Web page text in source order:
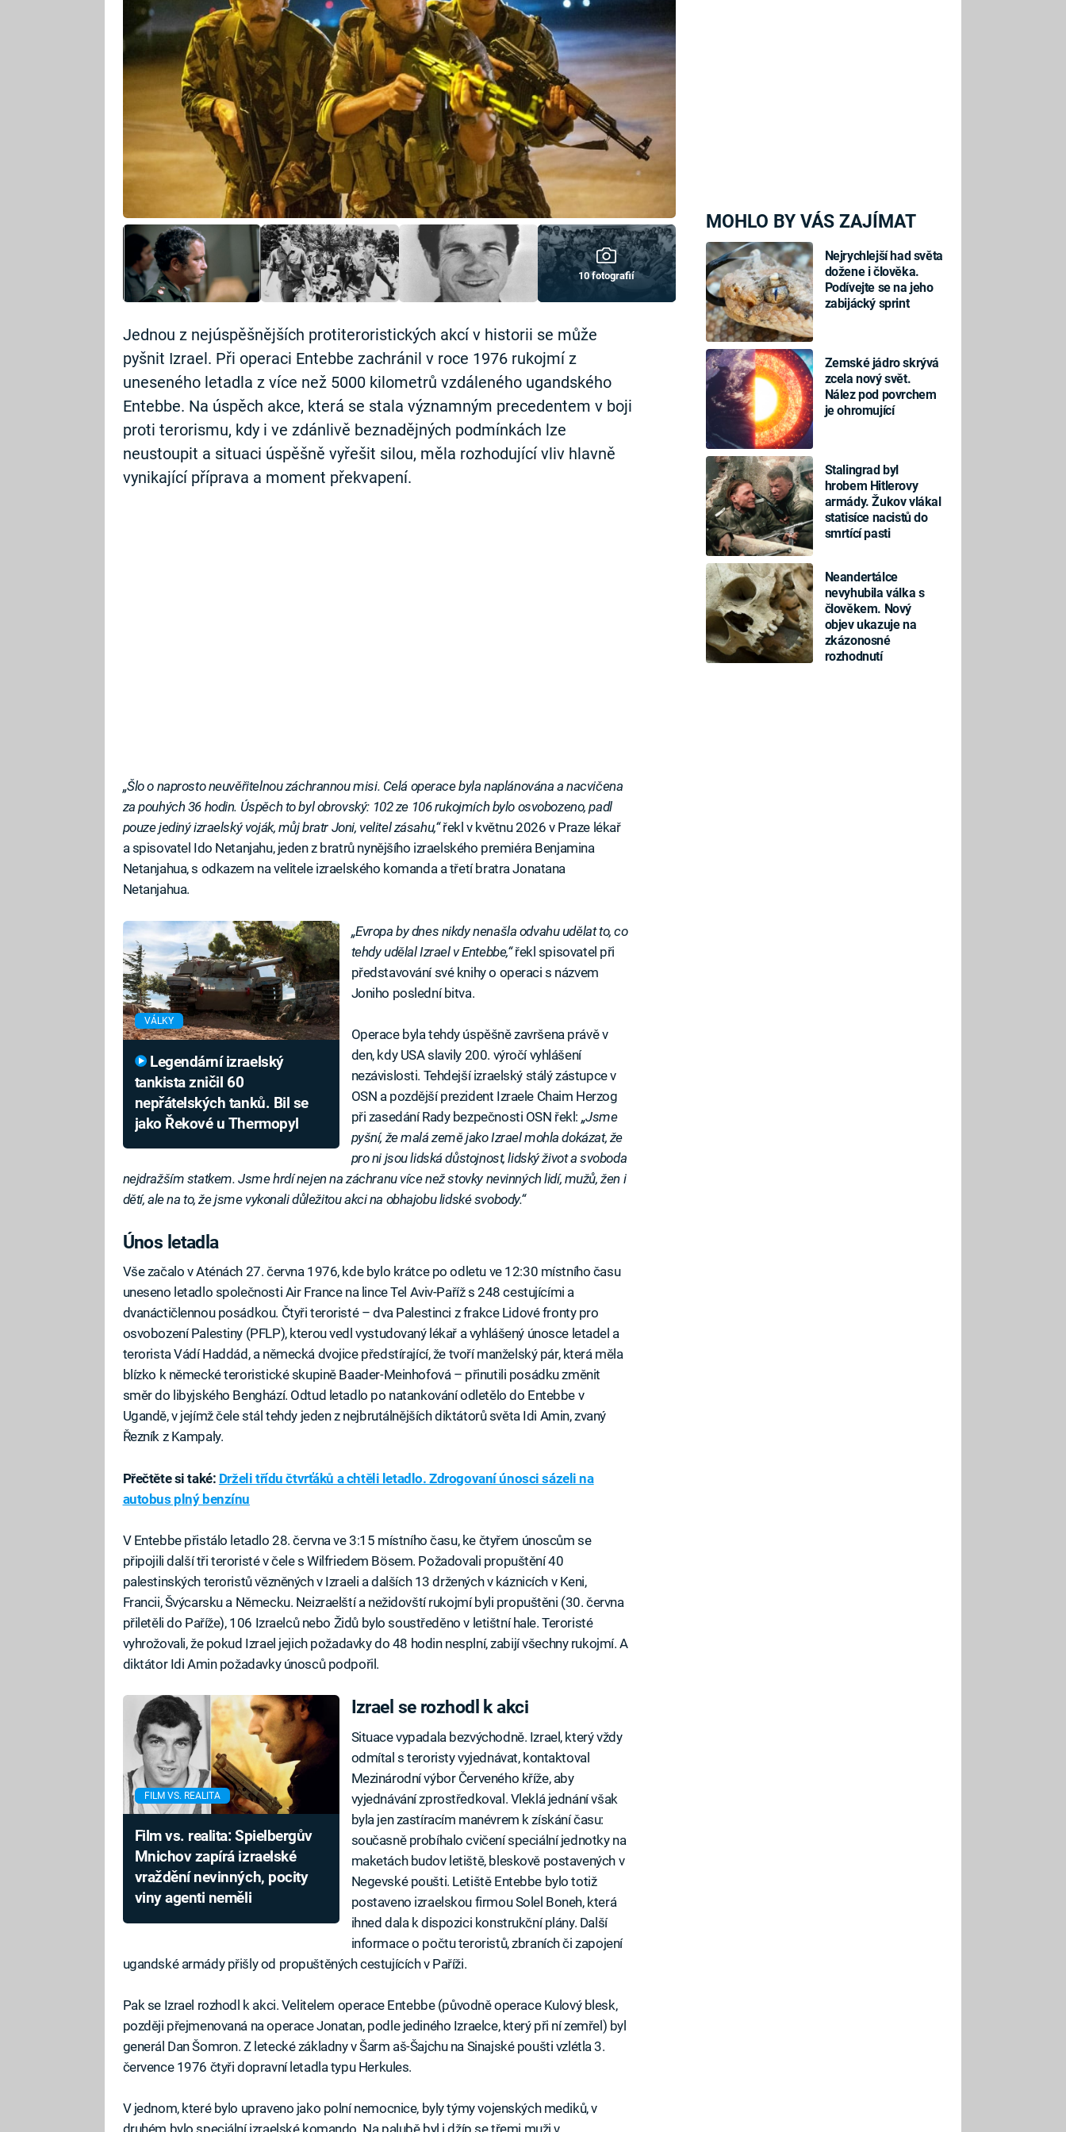
MOHLO BY VÁS ZAJÍMAT
Nejrychlejší had světa
dožene i člověka.
Podívejte se na jeho
zabijácký sprint
Zemské jádro skrývá
zcela nový svět.
Nález pod povrchem
je ohromující
Stalingrad byl
hrobem Hitlerovy
armády. Žukov vlákal
statisíce nacistů do
smrtící pasti
Neandertálce
nevyhubila válka s
člověkem. Nový
objev ukazuje na
zkázonosné
rozhodnutí
10 fotografií
Jednou z nejúspěšnějších protiteroristických akcí v historii se může
pyšnit Izrael. Při operaci Entebbe zachránil v roce 1976 rukojmí z
uneseného letadla z více než 5000 kilometrů vzdáleného ugandského
Entebbe. Na úspěch akce, která se stala významným precedentem v boji
proti terorismu, kdy i ve zdánlivě beznadějných podmínkách lze
neustoupit a situaci úspěšně vyřešit silou, měla rozhodující vliv hlavně
vynikající příprava a moment překvapení.
„Šlo o naprosto neuvěřitelnou záchrannou misi. Celá operace byla naplánována a nacvičena
za pouhých 36 hodin. Úspěch to byl obrovský: 102 ze 106 rukojmích bylo osvobozeno, padl
pouze jediný izraelský voják, můj bratr Joni, velitel zásahu,“řekl v květnu 2026 v Praze lékař
a spisovatel Ido Netanjahu, jeden z bratrů nynějšího izraelského premiéra Benjamina
Netanjahua, s odkazem na velitele izraelského komanda a třetí bratra Jonatana
Netanjahua.
VÁLKY
Legendární izraelský
tankista zničil 60
nepřátelských tanků. Bil se
jako Řekové u Thermopyl
„Evropa by dnes nikdy nenašla odvahu udělat to, co
tehdy udělal Izrael v Entebbe,“řekl spisovatel při
představování své knihy o operaci s názvem
Joniho poslední bitva.
Operace byla tehdy úspěšně završena právě v
den, kdy USA slavily 200. výročí vyhlášení
nezávislosti. Tehdejší izraelský stálý zástupce v
OSN a pozdější prezident Izraele Chaim Herzog
při zasedání Rady bezpečnosti OSN řekl: „Jsme
pyšní, že malá země jako Izrael mohla dokázat, že
pro ni jsou lidská důstojnost, lidský život a svoboda
nejdražším statkem. Jsme hrdí nejen na záchranu více než stovky nevinných lidí, mužů, žen i
dětí, ale na to, že jsme vykonali důležitou akci na obhajobu lidské svobody.“
Únos letadla
Vše začalo v Aténách 27. června 1976, kde bylo krátce po odletu ve 12:30 místního času
uneseno letadlo společnosti Air France na lince Tel Aviv-Paříž s 248 cestujícími a
dvanáctičlennou posádkou. Čtyři teroristé – dva Palestinci z frakce Lidové fronty pro
osvobození Palestiny (PFLP), kterou vedl vystudovaný lékař a vyhlášený únosce letadel a
terorista Vádí Haddád, a německá dvojice předstírající, že tvoří manželský pár, která měla
blízko k německé teroristické skupině Baader-Meinhofová – přinutili posádku změnit
směr do libyjského Benghází. Odtud letadlo po natankování odletělo do Entebbe v
Ugandě, v jejímž čele stál tehdy jeden z nejbrutálnějších diktátorů světa Idi Amin, zvaný
Řezník z Kampaly.
Přečtěte si také: Drželi třídu čtvrťáků a chtěli letadlo. Zdrogovaní únosci sázeli na
autobus plný benzínu
V Entebbe přistálo letadlo 28. června ve 3:15 místního času, ke čtyřem únoscům se
připojili další tři teroristé v čele s Wilfriedem Bösem. Požadovali propuštění 40
palestinských teroristů vězněných v Izraeli a dalších 13 držených v káznicích v Keni,
Francii, Švýcarsku a Německu. Neizraelští a nežidovští rukojmí byli propuštěni (30. června
přiletěli do Paříže), 106 Izraelců nebo Židů bylo soustředěno v letištní hale. Teroristé
vyhrožovali, že pokud Izrael jejich požadavky do 48 hodin nesplní, zabijí všechny rukojmí. A
diktátor Idi Amin požadavky únosců podpořil.
FILM VS. REALITA
Film vs. realita: Spielbergův
Mnichov zapírá izraelské
vraždění nevinných, pocity
viny agenti neměli
Izrael se rozhodl k akci
Situace vypadala bezvýchodně. Izrael, který vždy
odmítal s teroristy vyjednávat, kontaktoval
Mezinárodní výbor Červeného kříže, aby
vyjednávání zprostředkoval. Vleklá jednání však
byla jen zastíracím manévrem k získání času:
současně probíhalo cvičení speciální jednotky na
maketách budov letiště, bleskově postavených v
Negevské poušti. Letiště Entebbe bylo totiž
postaveno izraelskou firmou Solel Boneh, která
ihned dala k dispozici konstrukční plány. Další
informace o počtu teroristů, zbraních či zapojení
ugandské armády přišly od propuštěných cestujících v Paříži.
Pak se Izrael rozhodl k akci. Velitelem operace Entebbe (původně operace Kulový blesk,
později přejmenovaná na operace Jonatan, podle jediného Izraelce, který při ní zemřel) byl
generál Dan Šomron. Z letecké základny v Šarm aš-Šajchu na Sinajské poušti vzlétla 3.
července 1976 čtyři dopravní letadla typu Herkules.
V jednom, které bylo upraveno jako polní nemocnice, byly týmy vojenských mediků, v